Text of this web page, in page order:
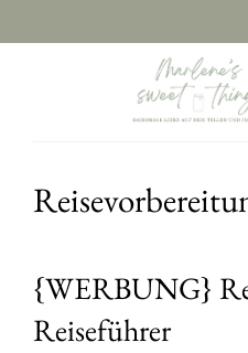
{WERBUNG}
Reiseführer